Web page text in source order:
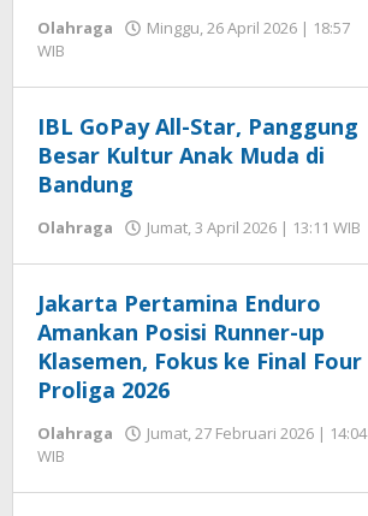
Olahraga
Minggu, 26 April 2026 | 18:57
WIB
IBL GoPay All-Star, Panggung
Besar Kultur Anak Muda di
Bandung
Olahraga Jumat, 3 April 2026 | 13:11 WIB
Jakarta Pertamina Enduro
Amankan Posisi Runner-up
Klasemen, Fokus ke Final Four
Proliga 2026
Olahraga
Jumat, 27 Februari 2026 | 14:04
WIB